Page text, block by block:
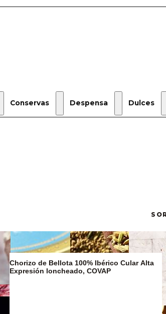
Conservas Despensa Dulces
Chorizo de Bellota 100% Ibérico Cular Alta
Expresión loncheado, COVAP